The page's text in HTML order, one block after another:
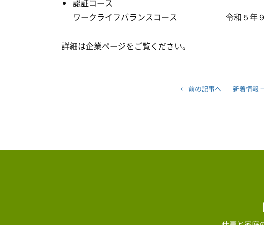
認証コース
ワークライフバランスコース 令和５年９
詳細は企業ページをご覧ください。
← 前の記事へ 新着情報